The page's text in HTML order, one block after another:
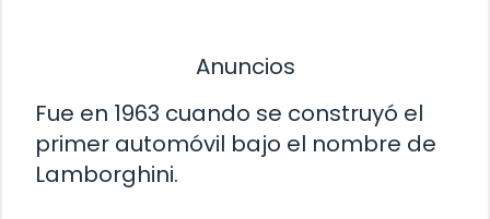
Anuncios
Fue en 1963 cuando se construyó el
primer automóvil bajo el nombre de
Lamborghini.